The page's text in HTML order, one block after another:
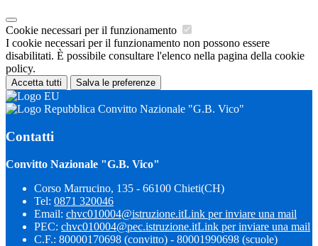
Cookie necessari per il funzionamento
I cookie necessari per il funzionamento non possono essere
disabilitati. È possibile consultare l'elenco nella pagina della cookie
policy.
Accetta tutti Salva le preferenze
Convitto Nazionale "G.B. Vico"
Contatti
Convitto Nazionale "G.B. Vico"
Corso Marrucino, 135 - 66100 Chieti(CH)
Tel: 0871 320046
Email: chvc010004@istruzione.itLink per inviare una mail
PEC: chvc010004@pec.istruzione.itLink per inviare una mail
C.F.: 80000170698 (convitto) - 80001990698 (scuole)